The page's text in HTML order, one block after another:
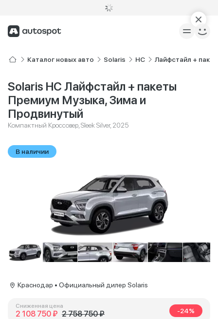
Каталог новых авто Solaris HC Лайфстайл +
Solaris HC Лайфстайл + пакеты
Премиум Музыка, Зима и
Продвинутый
Компактный Кроссовер, Sleek Silver, 2025
В наличии
Краснодар • Официальный дилер Solaris
Сниженная цена
2 108 750 ₽ 2 758 750 ₽ -24%